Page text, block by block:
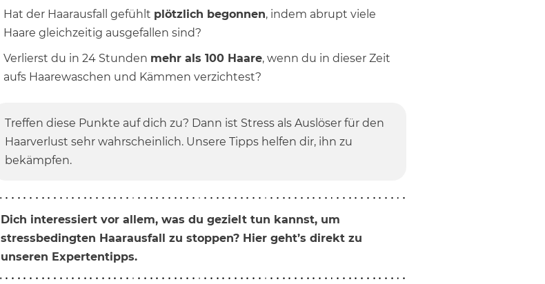
Hat der Haarausfall gefühlt plötzlich begonnen, indem abrupt viele
Haare gleichzeitig ausgefallen sind?
Verlierst du in 24 Stunden mehr als 100 Haare, wenn du in dieser Zeit
aufs Haarewaschen und Kämmen verzichtest?
Treffen diese Punkte auf dich zu? Dann ist Stress als Auslöser für den
Haarverlust sehr wahrscheinlich. Unsere Tipps helfen dir, ihn zu
bekämpfen.
Dich interessiert vor allem, was du gezielt tun kannst, um
stressbedingten Haarausfall zu stoppen? Hier geht’s direkt zu
unseren Expertentipps.